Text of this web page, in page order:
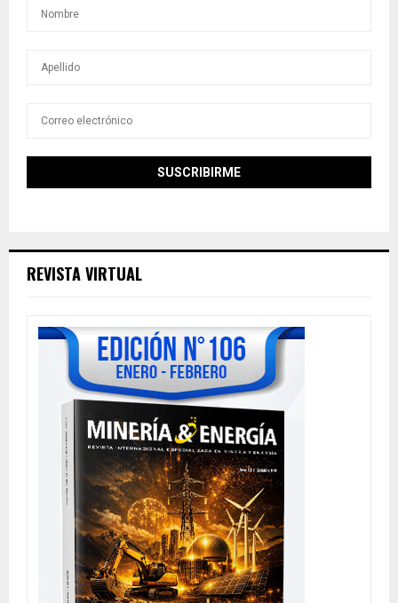
REVISTA VIRTUAL